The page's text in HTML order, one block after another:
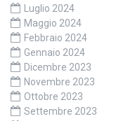
Luglio 2024
Maggio 2024
Febbraio 2024
Gennaio 2024
Dicembre 2023
Novembre 2023
Ottobre 2023
Settembre 2023